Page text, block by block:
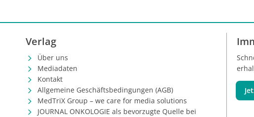
Verlag
Über uns
Mediadaten
Kontakt
Allgemeine Geschäftsbedingungen (AGB)
MedTriX Group – we care for media solutions
JOURNAL ONKOLOGIE als bevorzugte Quelle bei